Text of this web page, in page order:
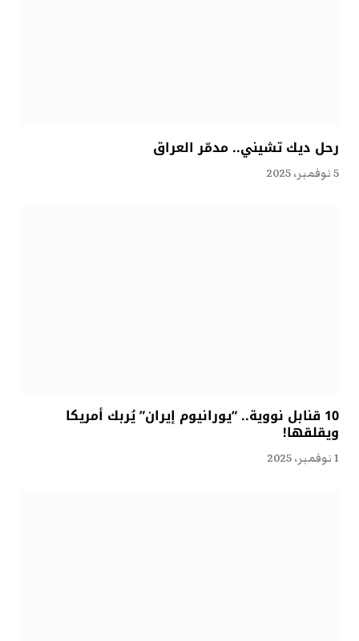
رحل ديك تشيني.. مدمّر العراق
5 نوفمبر، 2025
10 قنابل نووية.. “يورانيوم إيران” يُربك أمريكا
ويقلقها!
1 نوفمبر، 2025